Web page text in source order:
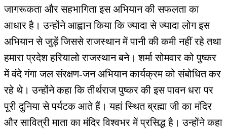
जागरूकता और सहभागिता इस अभियान की सफलता का
आधार है। उन्होंने आह्वान किया कि ज्यादा से ज्यादा लोग इस
अभियान से जुड़ें जिससे राजस्थान में पानी की कमी नहीं रहे तथा
हमारा प्रदेश हरियालो राजस्थान बने। शर्मा सोमवार को पुष्कर
में वंदे गंगा जल संरक्षण-जन अभियान कार्यक्रम को संबोधित कर
रहे थे। उन्होंने कहा कि तीर्थराज पुष्कर की इस पावन धरा पर
पूरी दुनिया से पर्यटक आते हैं। यहां स्थित ब्रह्मा जी का मंदिर
और सावित्री माता का मंदिर विश्वभर में प्रसिद्ध है। उन्होंने कहा